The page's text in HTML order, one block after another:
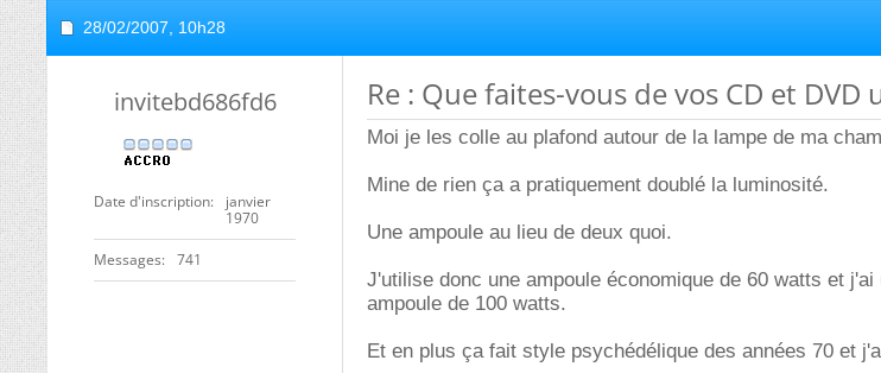
28/02/2007, 10h28
invitebd686fd6
Date d'inscription
janvier
1970
Messages 741
Re : Que faites-vous de vos CD et DVD
Moi je les colle au plafond autour de la lampe de ma
Mine de rien ça a pratiquement doublé la luminosité.
Une ampoule au lieu de deux quoi.
J'utilise donc une ampoule économique de 60 watts et
ampoule de 100 watts.
Et en plus ça fait style psychédélique des années 70 et